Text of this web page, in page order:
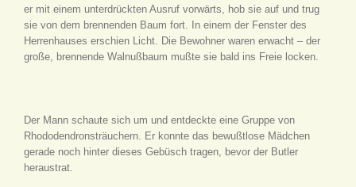
er mit einem unterdrückten Ausruf vorwärts, hob sie auf und trug
sie von dem brennenden Baum fort. In einem der Fenster des
Herrenhauses erschien Licht. Die Bewohner waren erwacht – der
große, brennende Walnußbaum mußte sie bald ins Freie locken.
Der Mann schaute sich um und entdeckte eine Gruppe von
Rhododendronsträuchern. Er konnte das bewußtlose Mädchen
gerade noch hinter dieses Gebüsch tragen, bevor der Butler
heraustrat.